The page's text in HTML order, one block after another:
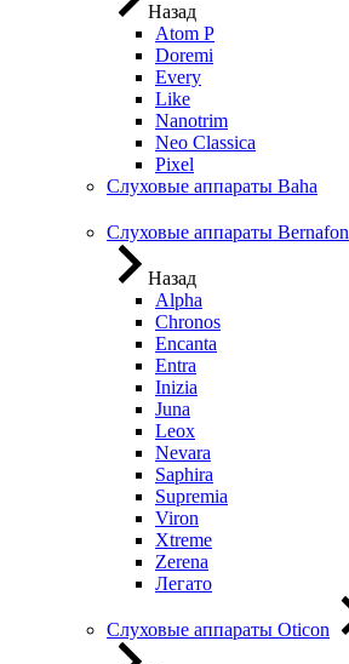
Назад
Atom P
Doremi
Every
Like
Nanotrim
Neo Classica
Pixel
Слуховые аппараты Baha
Слуховые аппараты Bernafon
Назад
Alpha
Chronos
Encanta
Entra
Inizia
Juna
Leox
Nevara
Saphira
Supremia
Viron
Xtreme
Zerena
Легато
Слуховые аппараты Oticon